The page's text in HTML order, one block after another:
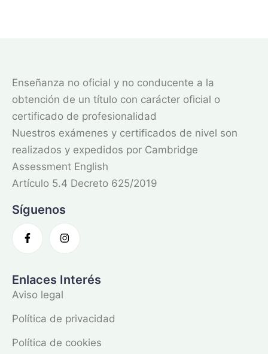
Enseñanza no oficial y no conducente a la
obtención de un título con carácter oficial o
certificado de profesionalidad
Nuestros exámenes y certificados de nivel son
realizados y expedidos por Cambridge
Assessment English
Artículo 5.4 Decreto 625/2019
Síguenos
Enlaces Interés
Aviso legal
Política de privacidad
Política de cookies